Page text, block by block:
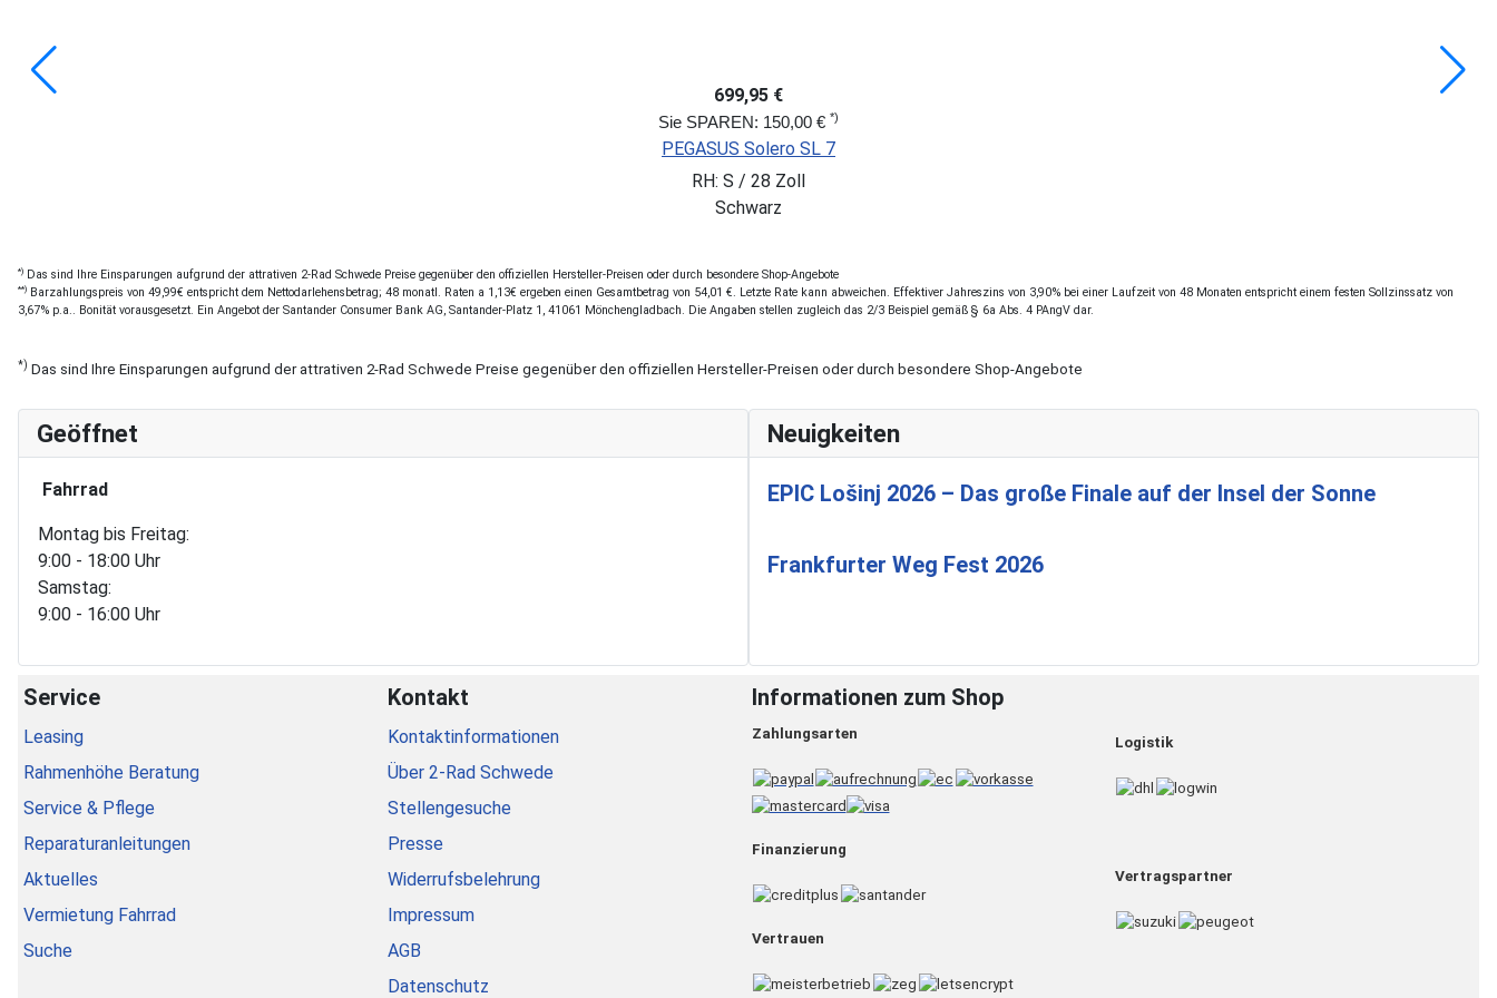
699,95 €
Sie SPAREN: 150,00 € *)
PEGASUS Solero SL 7
RH: S / 28 Zoll
Schwarz
*) Das sind Ihre Einsparungen aufgrund der attrativen 2-Rad Schwede Preise gegenüber den offiziellen Hersteller-Preisen oder durch besondere Shop-Angebote
**) Barzahlungspreis von 49,99€ entspricht dem Nettodarlehensbetrag; 48 monatl. Raten a 1,13€ ergeben einen Gesamtbetrag von 54,01 €. Letzte Rate kann abweichen. Effektiver Jahreszins von 3,90% bei einer Laufzeit von 48 Monaten entspricht einem festen Sollzinssatz von
3,67% p.a.. Bonität vorausgesetzt. Ein Angebot der Santander Consumer Bank AG, Santander-Platz 1, 41061 Mönchengladbach. Die Angaben stellen zugleich das 2/3 Beispiel gemäß § 6a Abs. 4 PAngV dar.
*) Das sind Ihre Einsparungen aufgrund der attrativen 2-Rad Schwede Preise gegenüber den offiziellen Hersteller-Preisen oder durch besondere Shop-Angebote
Geöffnet
Fahrrad
Montag bis Freitag:
9:00 - 18:00 Uhr
Samstag:
9:00 - 16:00 Uhr
Neuigkeiten
EPIC Lošinj 2026 – Das große Finale auf der Insel der Sonne
Frankfurter Weg Fest 2026
Service
Leasing
Rahmenhöhe Beratung
Service & Pflege
Reparaturanleitungen
Aktuelles
Vermietung Fahrrad
Suche
Kontakt
Kontaktinformationen
Über 2-Rad Schwede
Stellengesuche
Presse
Widerrufsbelehrung
Impressum
AGB
Datenschutz
Informationen zum Shop
Zahlungsarten
Finanzierung
Vertrauen
Logistik
Vertragspartner